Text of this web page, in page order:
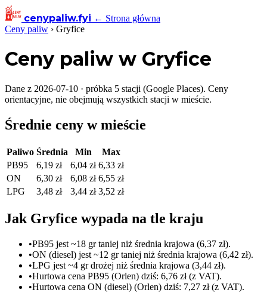
cenypaliw.fyi ← Strona główna
Ceny paliw › Gryfice
Ceny paliw w Gryfice
Dane z 2026-07-10 · próbka 5 stacji (Google Places). Ceny
orientacyjne, nie obejmują wszystkich stacji w mieście.
Średnie ceny w mieście
Paliwo Średnia Min
Max
PB95
6,19 zł 6,04 zł 6,33 zł
ON
6,30 zł 6,08 zł 6,55 zł
LPG
3,48 zł 3,44 zł 3,52 zł
Jak Gryfice wypada na tle kraju
•PB95 jest ~18 gr taniej niż średnia krajowa (6,37 zł).
•ON (diesel) jest ~12 gr taniej niż średnia krajowa (6,42 zł).
•LPG jest ~4 gr drożej niż średnia krajowa (3,44 zł).
•Hurtowa cena PB95 (Orlen) dziś: 6,76 zł (z VAT).
•Hurtowa cena ON (diesel) (Orlen) dziś: 7,27 zł (z VAT).